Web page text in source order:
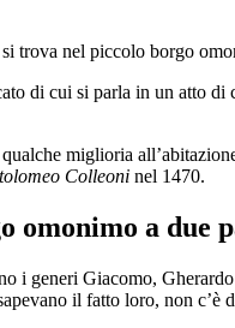
trova nel piccolo borgo
di cui si parla in un atto
miglioria
Colleoni nel 1470.
omonimo a due
i generi Giacomo,
il fatto loro, non